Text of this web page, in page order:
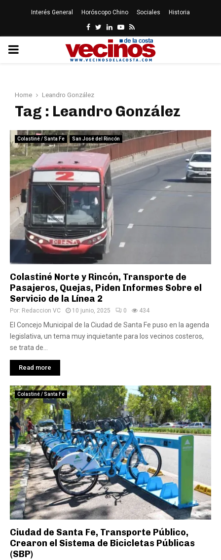
Interés General Horóscopo Chino Sociales Historia
Facebook
Twitter
LinkedinYoutube
Rss
PRIMARY
Home Leandro González
Tag : Leandro González
Colastiné / Santa Fe San José del Rincón
Colastiné Norte y Rincón, Transporte de
Pasajeros, Quejas, Piden Informes Sobre el
Servicio de la Línea 2
Por: Redaccion VC 10 junio, 2025 0 434
El Concejo Municipal de la Ciudad de Santa Fe puso en la agenda
legislativa, un tema muy inquietante para los vecinos costeros,
se trata de...
Read more
Colastiné / Santa Fe
Ciudad de Santa Fe, Transporte Público,
Crearon el Sistema de Bicicletas Públicas
(SBP)